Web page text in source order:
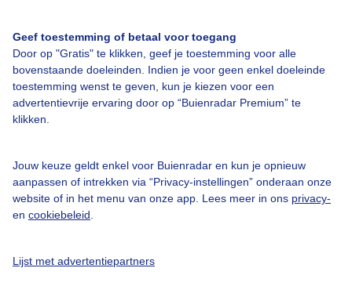
Geef toestemming of betaal voor toegang
Door op "Gratis" te klikken, geef je toestemming voor alle
bovenstaande doeleinden. Indien je voor geen enkel doeleinde
toestemming wenst te geven, kun je kiezen voor een
advertentievrije ervaring door op “Buienradar Premium” te
klikken.
Jouw keuze geldt enkel voor Buienradar en kun je opnieuw
aanpassen of intrekken via “Privacy-instellingen” onderaan onze
website of in het menu van onze app. Lees meer in ons privacy-
en cookiebeleid
Lijst met advertentiepartners
Contact
Toegankelijkheid
Gebruikersvoorwaarden
Adverteren
Privacy beleid
Cookie beleid